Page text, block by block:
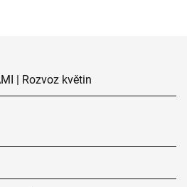
| Rozvoz květin